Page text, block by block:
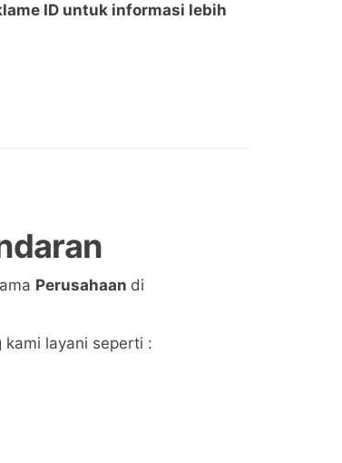
ID untuk informasi lebih
Perusahaan di
kami layani seperti :